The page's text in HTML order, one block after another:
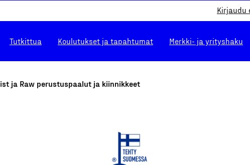
Kirjaudu
Tutkittua Koulutukset ja tapahtumat Merkki- ja yrityshaku
ja Raw perustuspaalut ja kiinnikkeet